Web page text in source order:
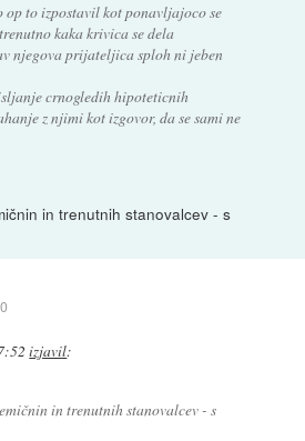
op to izpostavil kot ponavljajoco se
kaka krivica se dela
njegova prijateljica sploh ni jeben
crnogledih hipoteticnih
z njimi kot izgovor, da se sami ne
in trenutnih stanovalcev - s
izjavil:
in trenutnih stanovalcev - s